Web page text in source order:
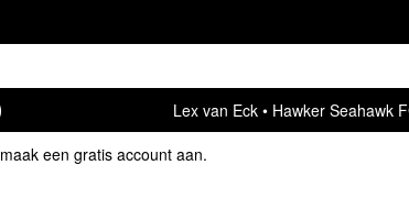
Lex van Eck
Hawker Seahawk
maak een gratis account aan.